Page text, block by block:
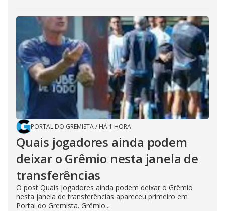
PORTAL DO GREMISTA/ HÁ 1 HORA
Quais jogadores ainda podem
deixar o Grêmio nesta janela de
transferências
O post Quais jogadores ainda podem deixar o Grêmio
nesta janela de transferências apareceu primeiro em
Portal do Gremista. Grêmio...